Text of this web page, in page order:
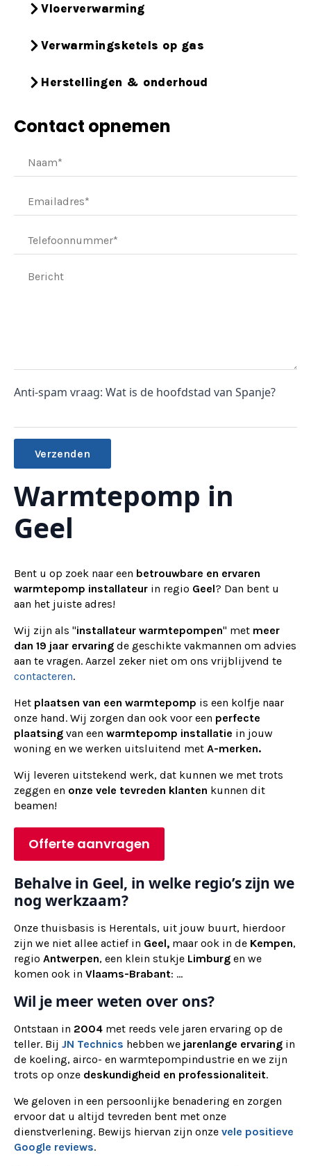
Vloerverwarming
Verwarmingsketels op gas
Herstellingen & onderhoud
Contact opnemen
Anti-spam vraag: Wat is de hoofdstad van Spanje?
Alternative:
Warmtepomp in
Geel
Bent u op zoek naar een betrouwbare en ervaren
warmtepomp installateur in regio Geel? Dan bent u
aan het juiste adres!
Wij zijn als "installateur warmtepompen" met meer
dan 19 jaar ervaring de geschikte vakmannen om advies
aan te vragen. Aarzel zeker niet om ons vrijblijvend te
contacteren.
Het plaatsen van een warmtepomp is een kolfje naar
onze hand. Wij zorgen dan ook voor een perfecte
plaatsing van een warmtepomp installatie in jouw
woning en we werken uitsluitend met A-merken.
Wij leveren uitstekend werk, dat kunnen we met trots
zeggen en onze vele tevreden klanten kunnen dit
beamen!
Offerte aanvragen
Behalve in Geel, in welke regio’s zijn we
nog werkzaam?
Onze thuisbasis is Herentals, uit jouw buurt, hierdoor
zijn we niet allee actief in Geel, maar ook in de Kempen,
regio Antwerpen, een klein stukje Limburg en we
komen ook in Vlaams-Brabant: ...
Wil je meer weten over ons?
Ontstaan in 2004 met reeds vele jaren ervaring op de
teller. Bij JN Technics hebben we jarenlange ervaring in
de koeling, airco- en warmtepompindustrie en we zijn
trots op onze deskundigheid en professionaliteit.
We geloven in een persoonlijke benadering en zorgen
ervoor dat u altijd tevreden bent met onze
dienstverlening. Bewijs hiervan zijn onze vele positieve
Google reviews.